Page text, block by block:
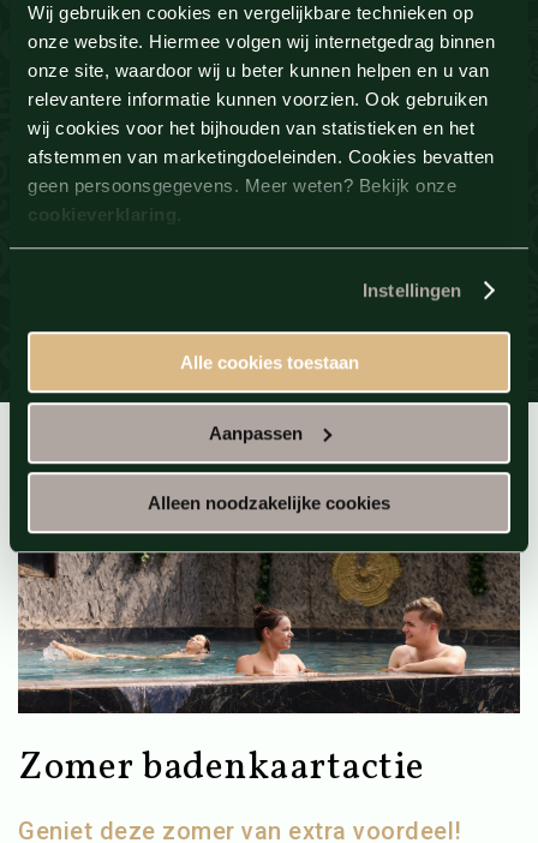
Wij gebruiken cookies en vergelijkbare technieken op
onze website. Hiermee volgen wij internetgedrag binnen
onze site, waardoor wij u beter kunnen helpen en u van
relevantere informatie kunnen voorzien. Ook gebruiken
wij cookies voor het bijhouden van statistieken en het
afstemmen van marketingdoeleinden. Cookies bevatten
geen persoonsgegevens. Meer weten? Bekijk onze
cookieverklaring.
Instellingen
Alle cookies toestaan
Aanpassen
Alleen noodzakelijke cookies
3 drankjes naar keuze (non-alcoholisch)*
Ontspanningsmassage (50 min)
Vanaf
187.50
P.P.
Zomer badenkaartactie
Geniet deze zomer van extra voordeel!